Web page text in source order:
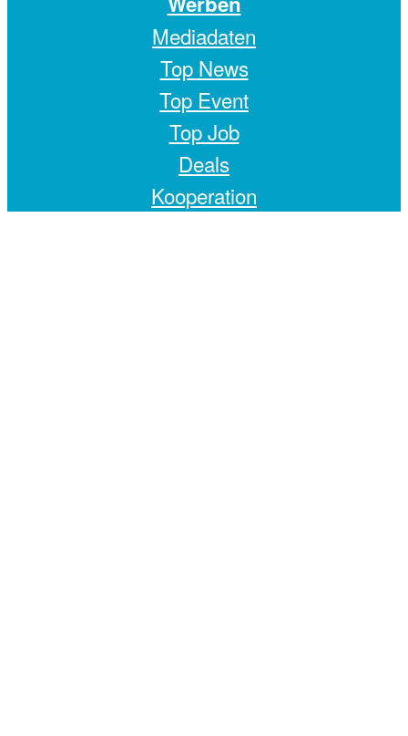
Mediadaten
Top News
Top Event
Top Job
Deals
Kooperation